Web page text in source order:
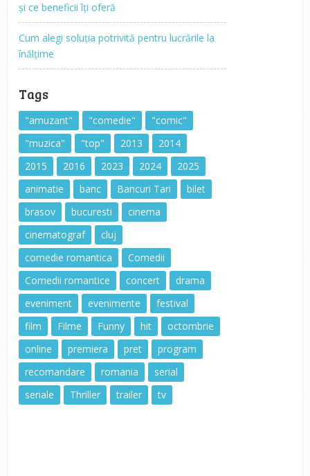
și ce beneficii îți oferă
Cum alegi soluția potrivită pentru lucrările la
înălțime
Tags
"amuzant" "comedie"
"comic"
"muzica"
"top" 2013
2014
2015
2016 2023 2024
2025
animatie
banc Bancuri Tari
bilet
brasov
bucuresti
cinema
cinematograf
cluj
comedie romantica
Comedii
Comedii romantice
concert
drama
eveniment
evenimente
festival
film
Filme Funny hit
octombrie
online
premiera pret
program
recomandare
romania
serial
seriale
Thriller trailer tv